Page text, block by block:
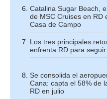
Catalina Sugar Beach,
de MSC Cruises en RD
Casa de Campo
Los tres principales
enfrenta RD para
Se consolida el
Cana: capta el 58% de
RD en julio